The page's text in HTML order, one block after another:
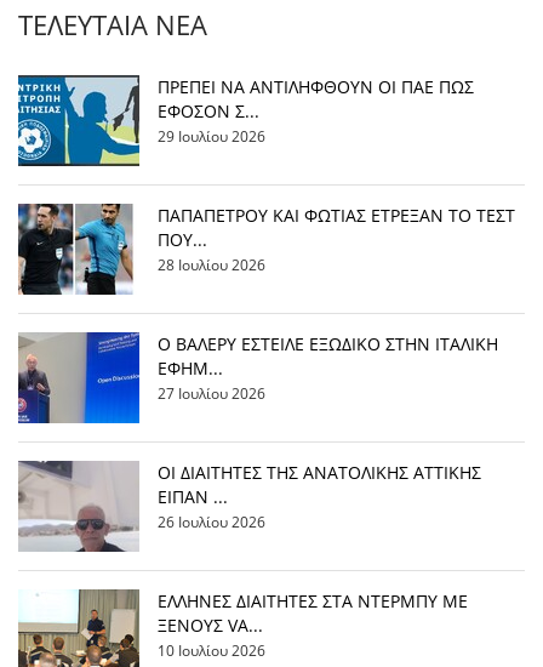
ΤΕΛΕΥΤΑΊΑ ΝΈΑ
ΠΡΕΠΕΙ ΝΑ ΑΝΤΙΛΗΦΘΟΥΝ ΟΙ ΠΑΕ ΠΩΣ
ΕΦΟΣΟΝ Σ...
29 Ιουλίου 2026
ΠΑΠΑΠΕΤΡΟΥ ΚΑΙ ΦΩΤΙΑΣ ΕΤΡΕΞΑΝ ΤΟ ΤΕΣΤ
ΠΟΥ...
28 Ιουλίου 2026
Ο ΒΑΛΕΡΥ ΕΣΤΕΙΛΕ ΕΞΩΔΙΚΟ ΣΤΗΝ ΙΤΑΛΙΚΗ
ΕΦΗΜ...
27 Ιουλίου 2026
ΟΙ ΔΙΑΙΤΗΤΕΣ ΤΗΣ ΑΝΑΤΟΛΙΚΗΣ ΑΤΤΙΚΗΣ
ΕΙΠΑΝ ...
26 Ιουλίου 2026
EΛΛΗΝΕΣ ΔΙΑΙΤΗΤΕΣ ΣΤΑ ΝΤΕΡΜΠΥ ΜΕ
ΞΕΝΟΥΣ VA...
10 Ιουλίου 2026